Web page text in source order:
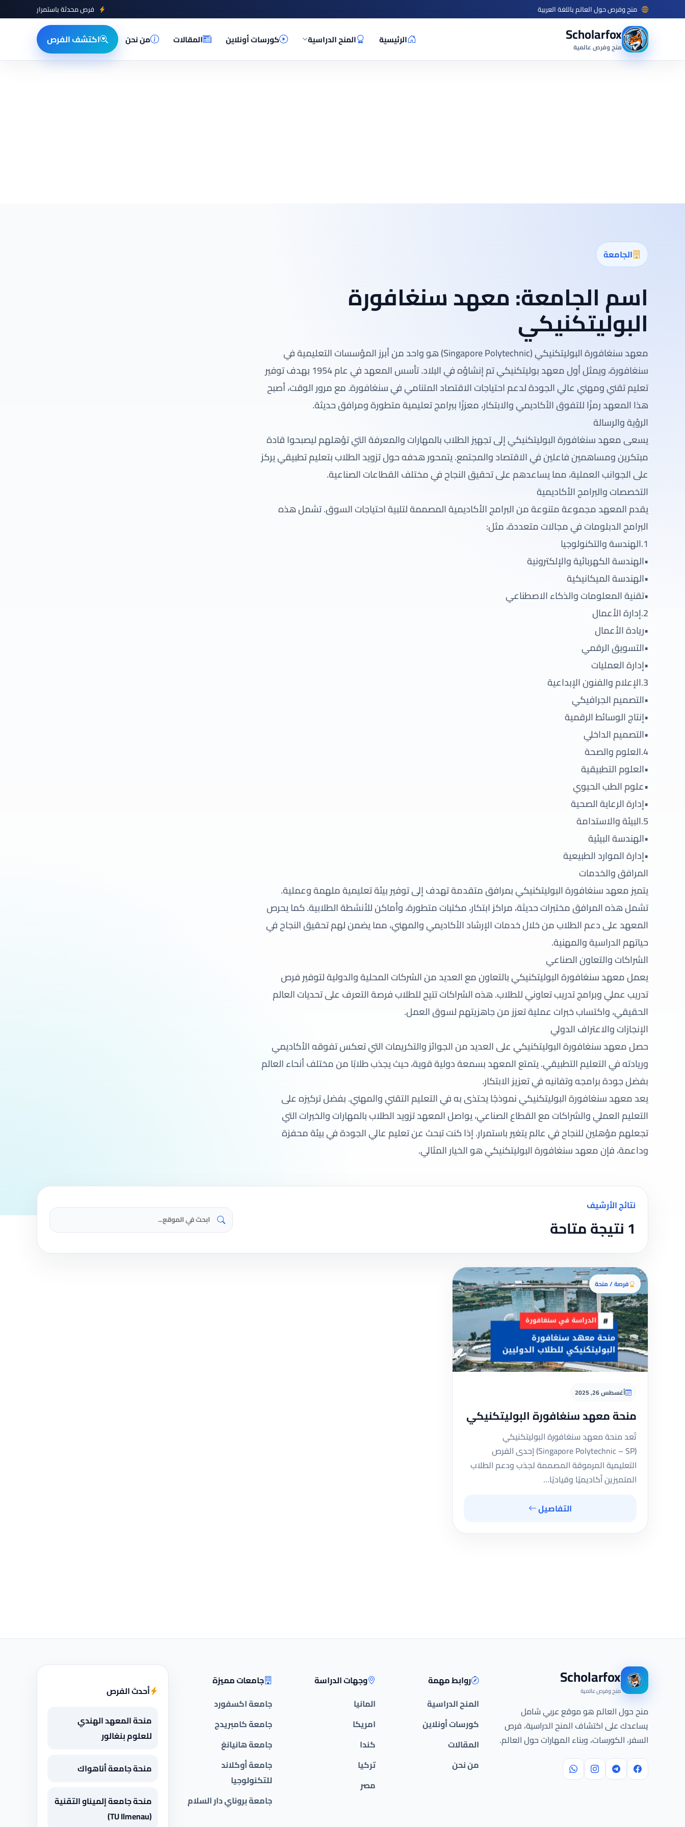
منح وفرص حول العالم باللغة العربية فرص محدثة باستمرار
Scholarfox
منح وفرص عالمية
الرئيسية المنح الدراسية كورسات أونلاين المقالات من نحن اكتشف الفرص
الجامعة
اسم الجامعة:معهد سنغافورة
البوليتكنيكي
معهد سنغافورة البوليتكنيكي (Singapore Polytechnic) هو واحد من أبرز المؤسسات التعليمية في
سنغافورة، ويمثل أول معهد بوليتكنيكي تم إنشاؤه في البلاد. تأسس المعهد في عام 1954 بهدف توفير
تعليم تقني ومهني عالي الجودة لدعم احتياجات الاقتصاد المتنامي في سنغافورة. مع مرور الوقت، أصبح
هذا المعهد رمزًا للتفوق الأكاديمي والابتكار، معززًا ببرامج تعليمية متطورة ومرافق حديثة.
الرؤية والرسالة
يسعى معهد سنغافورة البوليتكنيكي إلى تجهيز الطلاب بالمهارات والمعرفة التي تؤهلهم ليصبحوا قادة
مبتكرين ومساهمين فاعلين في الاقتصاد والمجتمع. يتمحور هدفه حول تزويد الطلاب بتعليم تطبيقي يركز
على الجوانب العملية، مما يساعدهم على تحقيق النجاح في مختلف القطاعات الصناعية.
التخصصات والبرامج الأكاديمية
يقدم المعهد مجموعة متنوعة من البرامج الأكاديمية المصممة لتلبية احتياجات السوق. تشمل هذه
البرامج الدبلومات في مجالات متعددة، مثل:
1.الهندسة والتكنولوجيا
•الهندسة الكهربائية والإلكترونية
•الهندسة الميكانيكية
•تقنية المعلومات والذكاء الاصطناعي
2.إدارة الأعمال
•ريادة الأعمال
•التسويق الرقمي
•إدارة العمليات
3.الإعلام والفنون الإبداعية
•التصميم الجرافيكي
•إنتاج الوسائط الرقمية
•التصميم الداخلي
4.العلوم والصحة
•العلوم التطبيقية
•علوم الطب الحيوي
•إدارة الرعاية الصحية
5.البيئة والاستدامة
•الهندسة البيئية
•إدارة الموارد الطبيعية
المرافق والخدمات
يتميز معهد سنغافورة البوليتكنيكي بمرافق متقدمة تهدف إلى توفير بيئة تعليمية ملهمة وعملية.
تشمل هذه المرافق مختبرات حديثة، مراكز ابتكار، مكتبات متطورة، وأماكن للأنشطة الطلابية. كما يحرص
المعهد على دعم الطلاب من خلال خدمات الإرشاد الأكاديمي والمهني، مما يضمن لهم تحقيق النجاح في
حياتهم الدراسية والمهنية.
الشراكات والتعاون الصناعي
يعمل معهد سنغافورة البوليتكنيكي بالتعاون مع العديد من الشركات المحلية والدولية لتوفير فرص
تدريب عملي وبرامج تدريب تعاوني للطلاب. هذه الشراكات تتيح للطلاب فرصة التعرف على تحديات العالم
الحقيقي، واكتساب خبرات عملية تعزز من جاهزيتهم لسوق العمل.
الإنجازات والاعتراف الدولي
حصل معهد سنغافورة البوليتكنيكي على العديد من الجوائز والتكريمات التي تعكس تفوقه الأكاديمي
وريادته في التعليم التطبيقي. يتمتع المعهد بسمعة دولية قوية، حيث يجذب طلابًا من مختلف أنحاء العالم
بفضل جودة برامجه وتفانيه في تعزيز الابتكار.
يعد معهد سنغافورة البوليتكنيكي نموذجًا يحتذى به في التعليم التقني والمهني. بفضل تركيزه على
التعليم العملي والشراكات مع القطاع الصناعي، يواصل المعهد تزويد الطلاب بالمهارات والخبرات التي
تجعلهم مؤهلين للنجاح في عالم يتغير باستمرار. إذا كنت تبحث عن تعليم عالي الجودة في بيئة محفزة
وداعمة، فإن معهد سنغافورة البوليتكنيكي هو الخيار المثالي.
نتائج الأرشيف
1 نتيجة متاحة
فرصة / منحة
أغسطس 26, 2025
منحة معهد سنغافورة البوليتكنيكي
تُعد منحة معهد سنغافورة البوليتكنيكي
(Singapore Polytechnic – SP) إحدى الفرص
التعليمية المرموقة المصممة لجذب ودعم الطلاب
المتميزين أكاديميًا وقياديًا…
التفاصيل
Scholarfox
منح وفرص عالمية
منح حول العالم هو موقع عربي شامل
يساعدك على اكتشاف المنح الدراسية، فرص
السفر، الكورسات، وبناء المهارات حول العالم.
روابط مهمة
المنح الدراسية
كورسات أونلاين
المقالات
من نحن
وجهات الدراسة
المانيا
امريكا
كندا
تركيا
مصر
جامعات مميزة
جامعة اكسفورد
جامعة كامبريدج
جامعة هانيانغ
جامعة أوكلاند
للتكنولوجيا
جامعة بروناي دار السلام
أحدث الفرص
منحة المعهد الهندي
للعلوم بنغالور
منحة جامعة أناهواك
منحة جامعة إلميناو التقنية
(TU Ilmenau)